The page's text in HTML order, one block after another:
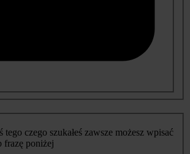
tego czego szukałeś zawsze możesz wpisać
frazę poniżej